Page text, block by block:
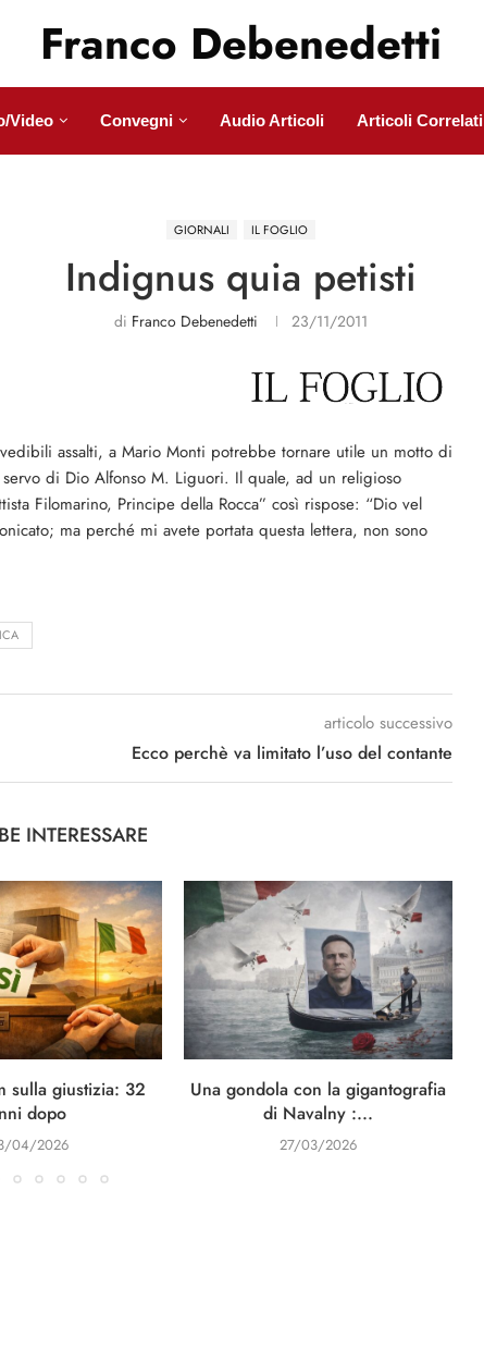
Franco Debenedetti
Video Convegni Audio Articoli Articoli Correlati
GIORNALI IL FOGLIO
Indignus quia petisti
di Franco Debenedetti 23/11/2011
assalti, a Mario Monti potrebbe tornare utile un motto di
di Dio Alfonso M. Liguori. Il quale, ad un religioso
Filomarino, Principe della Rocca” così rispose: “Dio vel
ma perché mi avete portata questa lettera, non sono
articolo successivo
Ecco perchè va limitato l’uso del contante
INTERESSARE
sulla giustizia: 32
dopo
04/2026
Una gondola con la gigantografia
di Navalny :...
27/03/2026